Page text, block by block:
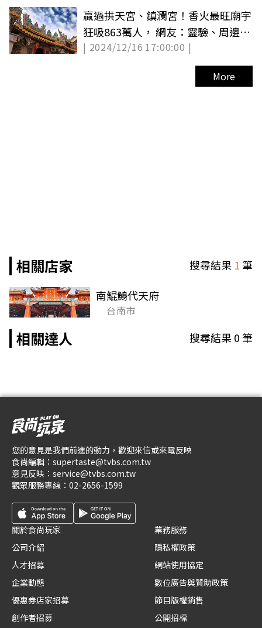
贏過拱天宮、鎮瀾宮！香火最旺廟宇
狂吸863萬人， 網友：靈驗、周邊美
食多
| 2024/12/16 17:00:00 |
More
相關店家 搜尋結果 1筆
南鯤鯓代天府
台南市
相關達人 搜尋結果0筆
您的意見是我們前進的動力，歡迎來信或來電反映
食尚編輯： supertaste@tvbs.com.tw
意見反映： service@tvbs.com.tw
觀眾服務專線： 02-2656-1599
關於食尚玩家
公司介紹
人才招募
企業動態
優惠券店家招募
創作者招募
業務服務
隱私權政策
網站使用協定
數位廣告與贊助政策
節目版權銷售
公開招標